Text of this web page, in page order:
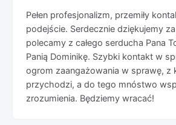
Pełen profesjonalizm, przemiły
podejście. Serdecznie dziękujemy
polecamy z całego serducha Pana
Panią Dominikę. Szybki kontakt w
ogrom zaangażowania w sprawę, z
przychodzi, a do tego mnóstwo
zrozumienia. Będziemy wracać!